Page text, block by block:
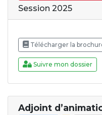
Session 2025
Télécharger la
Suivre mon dossier
Adjoint